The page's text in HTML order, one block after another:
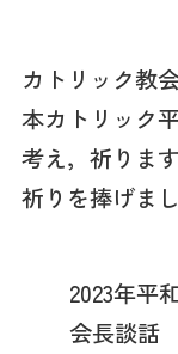
カトリック教
本カトリック
考え，祈りま
祈りを捧げまし
2023年平
会長談話